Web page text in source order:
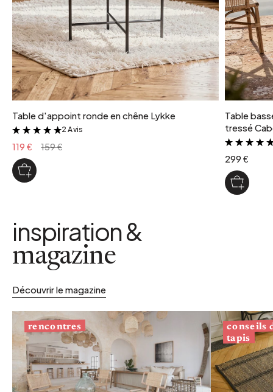
Table d'appoint ronde en chêne Lykke
&
2 Avis
119 € 159 €
Table
tressé
299 €
inspiration &
magazine
Découvrir le magazine
rencontres conseils
tapis